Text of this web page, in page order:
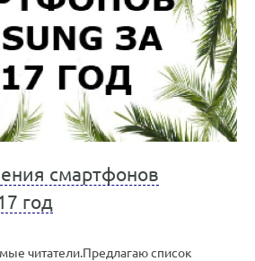
смартфонов
год
читатели.Предлагаю список